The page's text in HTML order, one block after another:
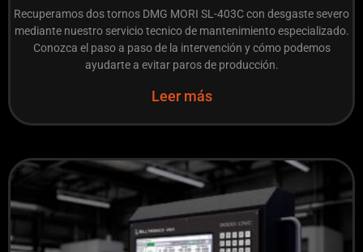
Recuperamos dos tornos DMG MORI SL-403C con desgaste severo
mediante nuestro servicio tecnico de mantenimiento especializado.
Conozca el paso a paso de la intervención y cómo podemos
ayudarte a evitar paros de producción.
Leer más